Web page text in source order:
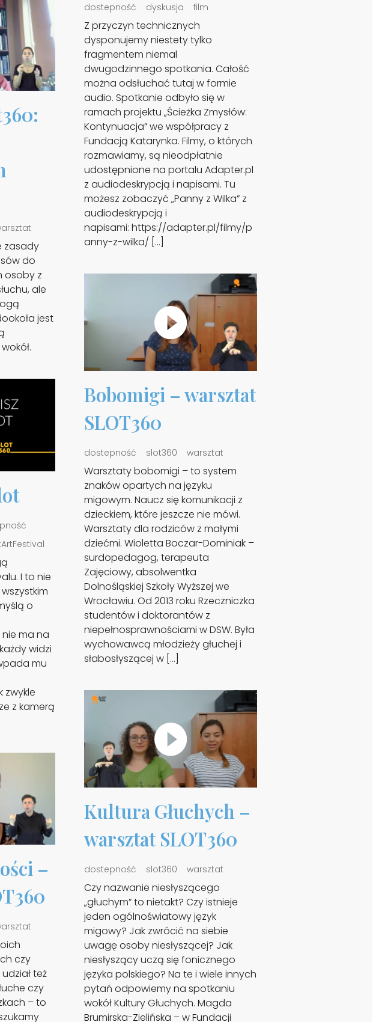
zasady
do
osoby z
ale
jest
I to nie
o
nie ma na
widzi
mu
zwykle
z kamerą
–
czy
też
czy
– to
dostepność dyskusja film
Z przyczyn technicznych
dysponujemy niestety tylko
fragmentem niemal
dwugodzinnego spotkania. Całość
można odsłuchać tutaj w formie
audio. Spotkanie odbyło się w
ramach projektu „Ścieżka Zmysłów:
Kontynuacja” we współpracy z
Fundacją Katarynka. Filmy, o których
rozmawiamy, są nieodpłatnie
udostępnione na portalu Adapter.pl
z audiodeskrypcją i napisami. Tu
możesz zobaczyć „Panny z Wilka” z
audiodeskrypcją i
napisami: https://adapter.pl/filmy/p
anny-z-wilka/ […]
Bobomigi – warsztat
SLOT360
dostepność slot360 warsztat
Warsztaty bobomigi – to system
znaków opartych na języku
migowym. Naucz się komunikacji z
dzieckiem, które jeszcze nie mówi.
Warsztaty dla rodziców z małymi
dziećmi. Wioletta Boczar-Dominiak –
surdopedagog, terapeuta
Zajęciowy, absolwentka
Dolnośląskiej Szkoły Wyższej we
Wrocławiu. Od 2013 roku Rzeczniczka
studentów i doktorantów z
niepełnosprawnościami w DSW. Była
wychowawcą młodzieży głuchej i
słabosłyszącej w […]
Kultura Głuchych –
warsztat SLOT360
dostepność slot360 warsztat
Czy nazwanie niesłyszącego
„głuchym” to nietakt? Czy istnieje
jeden ogólnoświatowy język
migowy? Jak zwrócić na siebie
uwagę osoby niesłyszącej? Jak
niesłyszący uczą się fonicznego
języka polskiego? Na te i wiele innych
pytań odpowiemy na spotkaniu
wokół Kultury Głuchych. Magda
Brumirska-Zielińska – w Fundacji